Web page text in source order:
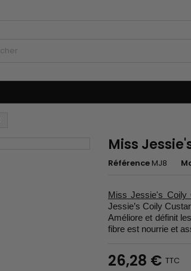
Miss
Référence MJ8
Miss Jessie's Coily
Jessie’s Coily
Améliore et définit
fibre est nourrie et
26,28 € TTC